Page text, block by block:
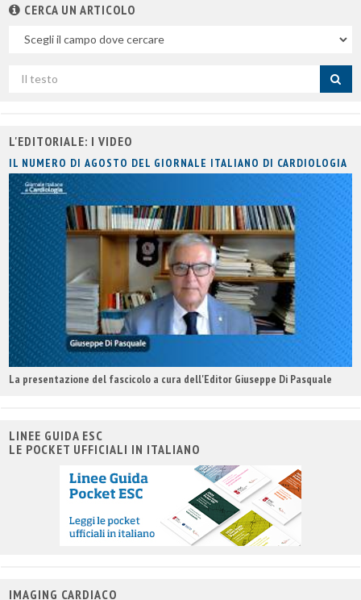
CERCA UN ARTICOLO
Nel
Cerca
L'EDITORIALE: I VIDEO
IL NUMERO DI AGOSTO DEL GIORNALE ITALIANO DI CARDIOLOGIA
La presentazione del fascicolo a cura dell'Editor Giuseppe Di Pasquale
LINEE GUIDA ESC
LE POCKET UFFICIALI IN ITALIANO
IMAGING CARDIACO